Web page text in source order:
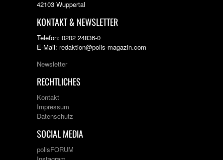
42103 Wuppertal
KONTAKT & NEWSLETTER
Telefon: 0202 24836-0
E-Mail: redaktion@polis-magazin.com
Newsletter
RECHTLICHES
Kontakt
Impressum
Datenschutz
SOCIAL MEDIA
polisFORUM